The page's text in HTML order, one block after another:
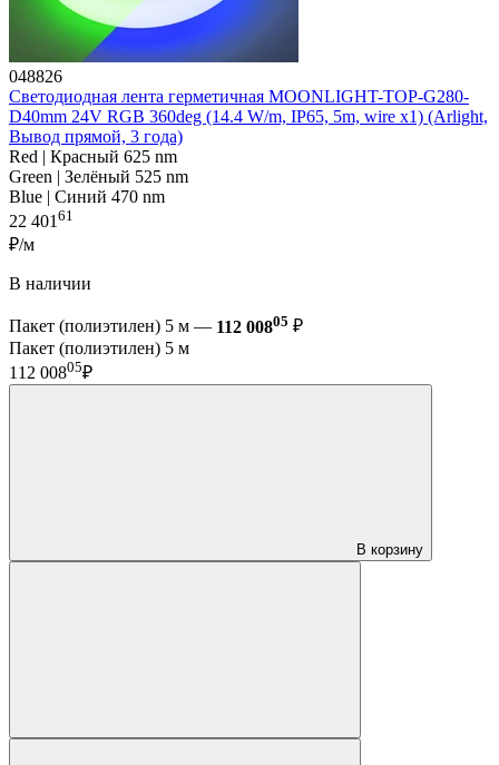
048826
Светодиодная лента герметичная MOONLIGHT-TOP-G280-
D40mm 24V RGB 360deg (14.4 W/m, IP65, 5m, wire x1) (Arlight,
Вывод прямой, 3 года)
Red | Красный 625 nm
Green | Зелёный 525 nm
Blue | Синий 470 nm
22 401 61
₽/м
В наличии
Пакет (полиэтилен) 5 м — 112 00805 ₽
Пакет (полиэтилен) 5 м
112 00805₽
В корзину